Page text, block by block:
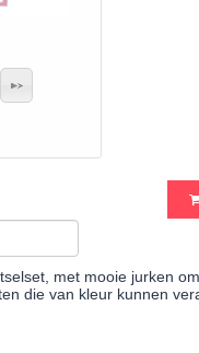
met mooie jurken
die van kleur kunnen